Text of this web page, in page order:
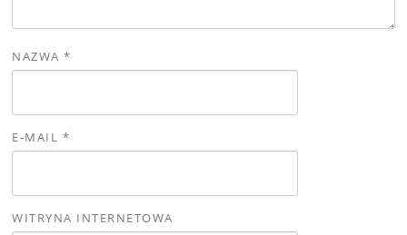
NAZWA*
E-MAIL *
WITRYNA INTERNETOWA